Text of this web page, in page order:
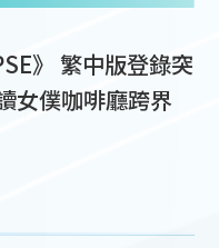
》 繁中版登錄突
女僕咖啡廳跨界